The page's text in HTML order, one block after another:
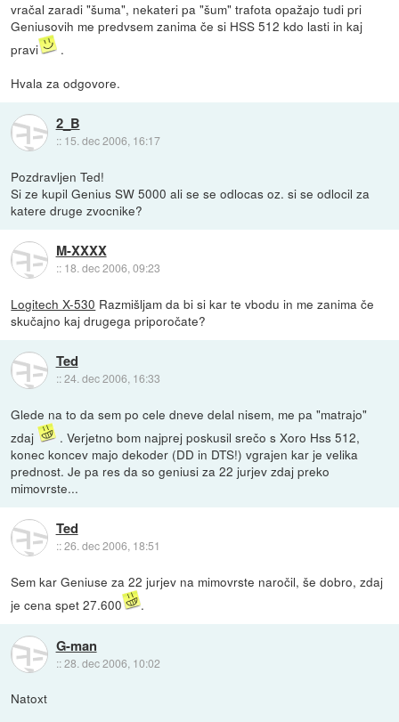
vračal zaradi "šuma", nekateri pa "šum" trafota opažajo tudi pri
Geniusovih me predvsem zanima če si HSS 512 kdo lasti in kaj
pravi
.
Hvala za odgovore.
2_B
:: 15. dec 2006, 16:17
Pozdravljen Ted!
Si ze kupil Genius SW 5000 ali se se odlocas oz. si se odlocil za
katere druge zvocnike?
M-XXXX
:: 18. dec 2006, 09:23
Logitech X-530 Razmišljam da bi si kar te vbodu in me zanima če
skučajno kaj drugega priporočate?
Ted
::24. dec 2006, 16:33
Glede na to da sem po cele dneve delal nisem, me pa "matrajo"
zdaj
. Verjetno bom najprej poskusil srečo s Xoro Hss 512,
konec koncev majo dekoder (DD in DTS!) vgrajen kar je velika
prednost. Je pa res da so geniusi za 22 jurjev zdaj preko
mimovrste...
Ted
::26. dec 2006, 18:51
Sem kar Geniuse za 22 jurjev na mimovrste naročil, še dobro, zdaj
je cena spet 27.600
.
G-man
::28. dec 2006, 10:02
Natoxt